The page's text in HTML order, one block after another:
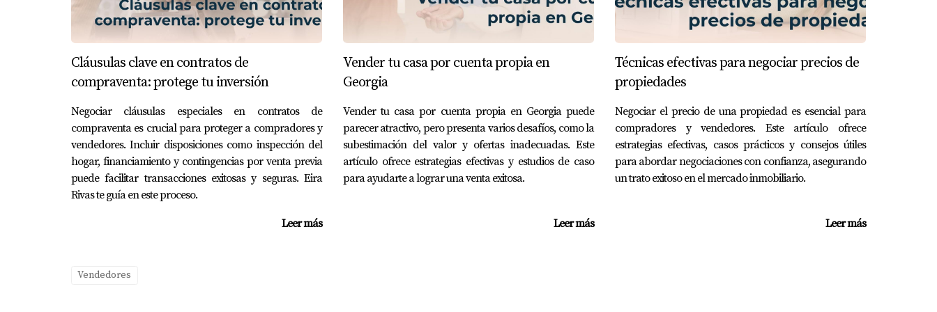
Ana compró un pequeño apartamento como inversión hace tres años. Con el auge del mercado inmobiliario en su área, decidió venderlo antes de lo
previsto para aprovechar el aumento significativo en su valor. Utilizó parte de las ganancias para reinvertir en propiedades más grandes y rentables. Su
decisión le permitió diversificar su portafolio inmobiliario.
CONCLUSIÓN
Vender tu casa es una decisión personal que debe basarse tanto en factores emocionales como financieros. No hay un tiempo "correcto" universal; todo
depende de tus circunstancias individuales y del estado del mercado inmobiliario. Considerar aspectos como cuánto tiempo has vivido allí y cómo se
comporta el mercado puede ayudarte a tomar decisiones informadas que maximicen tus beneficios. Si estás pensando "¡Ya quiero vender mi casa!", no
dudes en contactar a expertos locales que puedan guiarte a través del proceso y ayudarte a encontrar el mejor momento para hacer ese movimiento tan
1. ¿Cuánto tiempo debo vivir en mi casa antes de venderla?
Cláusulas clave en contratos de
compraventa: protege tu inversión
Negociar cláusulas especiales en contratos de
compraventa es crucial para proteger a compradores y
vendedores. Incluir disposiciones como inspección del
hogar, financiamiento y contingencias por venta previa
puede facilitar transacciones exitosas y seguras. Eira
Rivas te guía en este proceso.
Leer más
Vender tu casa por cuenta propia en
Georgia
Vender tu casa por cuenta propia en Georgia puede
parecer atractivo, pero presenta varios desafíos, como la
subestimación del valor y ofertas inadecuadas. Este
artículo ofrece estrategias efectivas y estudios de caso
para ayudarte a lograr una venta exitosa.
Leer más
Técnicas efectivas para negociar precios de
propiedades
Negociar el precio de una propiedad es esencial para
compradores y vendedores. Este artículo ofrece
estrategias efectivas, casos prácticos y consejos útiles
para abordar negociaciones con confianza, asegurando
un trato exitoso en el mercado inmobiliario.
Leer más
Vendedores